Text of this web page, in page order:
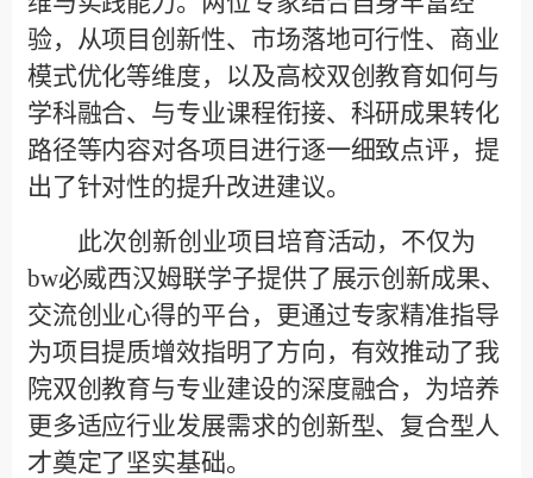
验，从项目创新性、市场落地可行性、商业
模式优化等维度，以及高校双创教育如何与
学科融合、与专业课程衔接、科研成果转化
路径等内容对各项目进行逐一细致点评，提
出了针对性的提升改进建议。
此次创新创业项目培育活动，不仅为
bw必威西汉姆联学子提供了展示创新成果、
交流创业心得的平台，更通过专家精准指导
为项目提质增效指明了方向，有效推动了我
院双创教育与专业建设的深度融合，为培养
更多适应行业发展需求的创新型、复合型人
才奠定了坚实基础。